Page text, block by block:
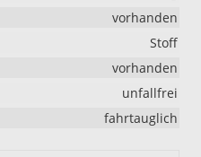
vorhanden
Stoff
vorhanden
unfallfrei
fahrtauglich